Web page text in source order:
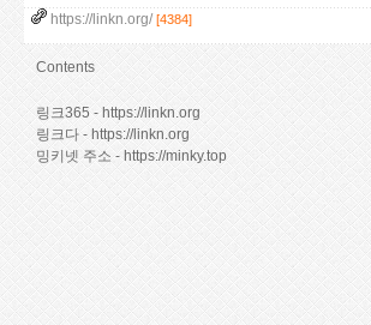
https://linkn.org/ [4384]
Contents
링크365 - https://linkn.org
링크다 - https://linkn.org
밍키넷 주소 - https://minky.top